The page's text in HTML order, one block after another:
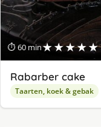
⏱ 60 min★★★★★
Rabarber cake
Taarten, koek & gebak